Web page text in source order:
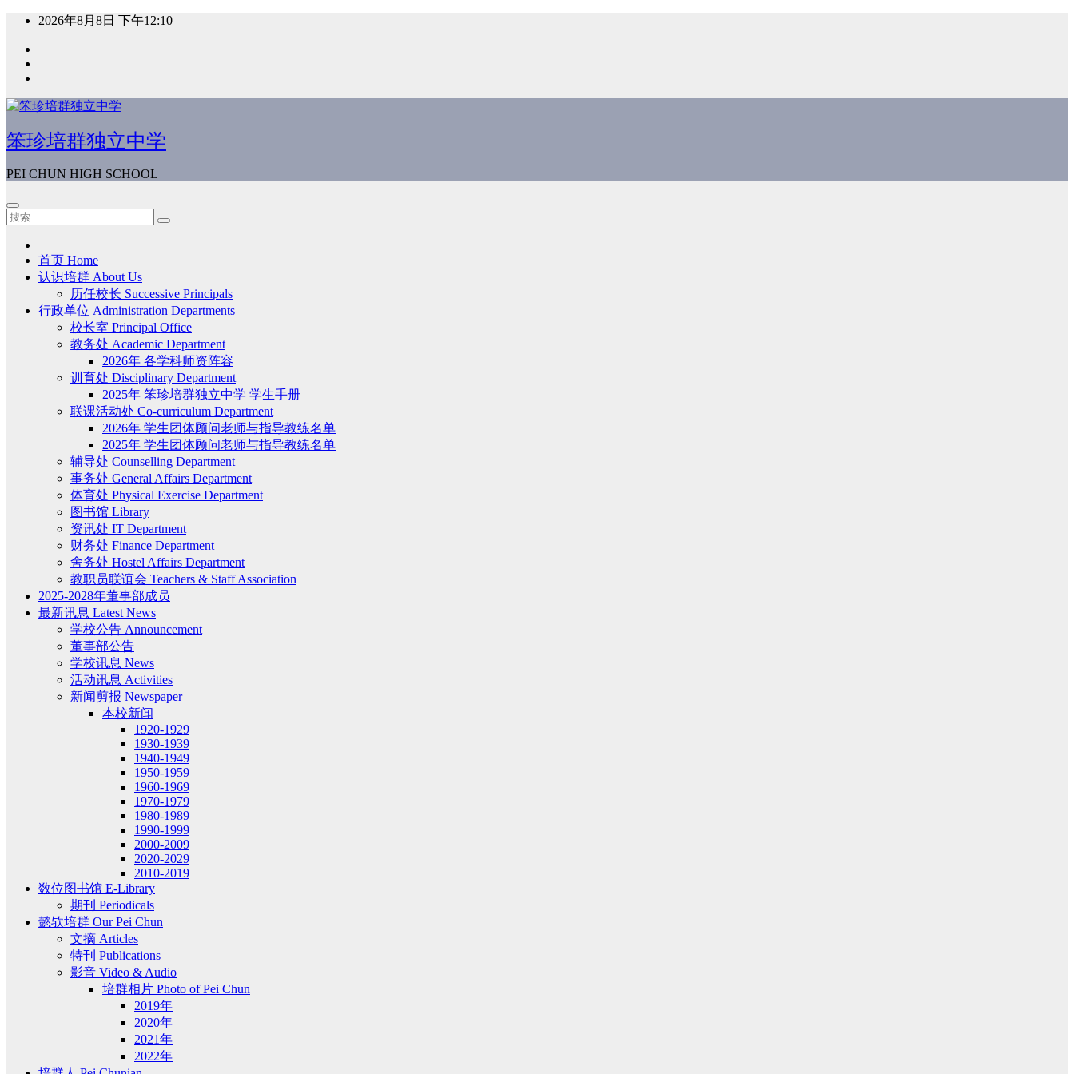
2026年8月8日 下午12:10
笨珍培群独立中学
PEI CHUN HIGH SCHOOL
首页 Home
认识培群 About Us
历任校长 Successive Principals
行政单位 Administration Departments
校长室 Principal Office
教务处 Academic Department
2026年 各学科师资阵容
训育处 Disciplinary Department
2025年 笨珍培群独立中学 学生手册
联课活动处 Co-curriculum Department
2026年 学生团体顾问老师与指导教练名单
2025年 学生团体顾问老师与指导教练名单
辅导处 Counselling Department
事务处 General Affairs Department
体育处 Physical Exercise Department
图书馆 Library
资讯处 IT Department
财务处 Finance Department
舍务处 Hostel Affairs Department
教职员联谊会 Teachers & Staff Association
2025-2028年董事部成员
最新讯息 Latest News
学校公告 Announcement
董事部公告
学校讯息 News
活动讯息 Activities
新闻剪报 Newspaper
本校新闻
1920-1929
1930-1939
1940-1949
1950-1959
1960-1969
1970-1979
1980-1989
1990-1999
2000-2009
2020-2029
2010-2019
数位图书馆 E-Library
期刊 Periodicals
懿欤培群 Our Pei Chun
文摘 Articles
特刊 Publications
影音 Video & Audio
培群相片 Photo of Pei Chun
2019年
2020年
2021年
2022年